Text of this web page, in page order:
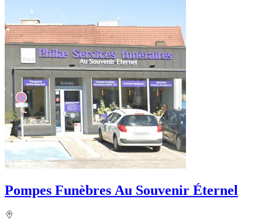
Pompes Funèbres Au Souvenir Éternel